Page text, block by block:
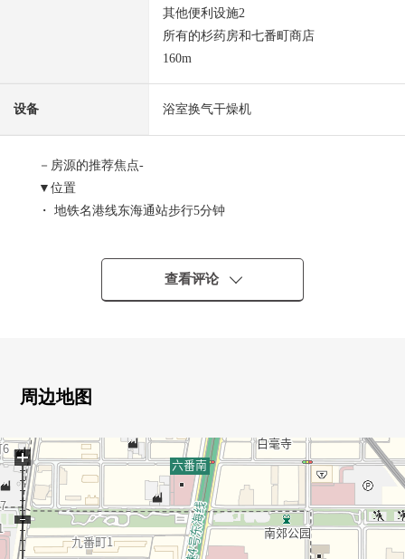
其他便利设施2
所有的杉药房和七番町商店
160m
设备 浴室换气干燥机
－房源的推荐焦点-
▼位置
・ 地铁名港线东海通站步行5分钟
▼Mansion的特徴
・ 为最上階，日光、通风良好
▼房间的特徴
▼设备
・ 附带净水器、洗碗机的组合厨房
・ 有再加热功能的整体卫浴
・ 也便于雨天的洗衣的浴室换气干燥机的
・ 附带窗的亮的浴室
查看评论
周边地图
+